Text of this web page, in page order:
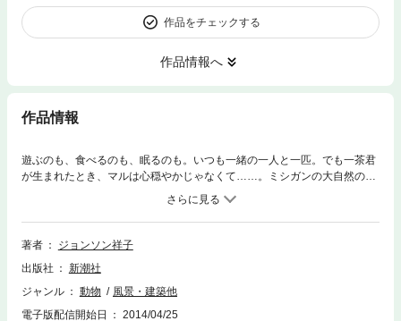
作品をチェックする
作品情報へ
作品情報
遊ぶのも、食べるのも、眠るのも。いつも一緒の一人と一匹。でも一茶君
が生まれたとき、マルは心穏やかじゃなくて……。ミシガンの大自然のな
か、ちょっぴりずつ距離を縮めていく二人を、お母さんだからこそ撮れる
幸せショットと、柔らかな視線で綴ったフォトエッセイ。大人気ブログを
元にしたほっこり連載、ついに電子書籍化！
著者
ジョンソン祥子
出版社
新潮社
ジャンル
動物
風景・建築他
電子版配信開始日
2014/04/25